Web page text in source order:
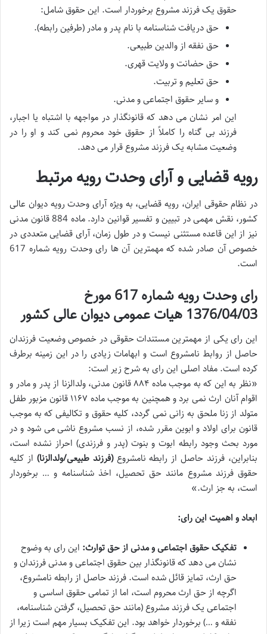
حقوق یک فرزند مشروع برخوردار است. این حقوق شامل:
حق دریافت شناسنامه با نام پدر و مادر (طرفین رابطه).
حق نفقه از والدین طبیعی.
حق حضانت و ولایت قهری.
حق تعلیم و تربیت.
و سایر حقوق اجتماعی و مدنی.
این امر نشان می دهد که قانونگذار در مواجهه با اشتباه یا اجبار،
فرزند بی گناه را کاملاً از حقوق خود محروم نمی کند و او را در
وضعیت مشابه یک فرزند مشروع قرار می دهد.
رویه قضایی و آرای وحدت رویه مرتبط
در نظام حقوقی ایران، رویه قضایی، به ویژه آرای وحدت رویه دیوان عالی
کشور، نقش مهمی در تبیین و تفسیر قوانین دارد. ماده 884 قانون مدنی
نیز از این قاعده مستثنی نیست و در طول زمان، آرای قضایی متعددی در
خصوص آن صادر شده که مهمترین آن ها رای وحدت رویه شماره 617
است.
رای وحدت رویه شماره 617 مورخ
1376/04/03 هیات عمومی دیوان عالی کشور
این رای یکی از مهمترین مستندات حقوقی در خصوص وضعیت فرزندان
حاصل از روابط نامشروع است و ابهامات زیادی را در این زمینه برطرف
کرده است. مفاد اصلی این رای به شرح زیر است:
«نظر به این که به موجب ماده ۸۸۴ قانون مدنی، ولدالزنا از پدر و مادر و
اقوام آنان ارث نمی برد و همچنین به موجب ماده ۱۱۶۷ قانون مزبور طفل
متولد از زنا ملحق به زانی نمی گردد، کلیه حقوق و تکالیفی که به موجب
قانون برای اولاد و ابوین مقرر شده، از نسب مشروع ناشی می شود و در
مورد بحث وجود رابطه ابوت و بنوت (پدر و فرزندی) احراز نشده است،
بنابراین، فرزند حاصل از رابطه نامشروع(فرزند طبیعی/ولدالزنا) از کلیه
حقوق فرزند مشروع مانند حق تحصیل، اخذ شناسنامه و … برخوردار
است، به جز ارث.»
ابعاد و اهمیت این رای:
تفکیک حقوق اجتماعی و مدنی از حق توارث: این رای به وضوح
نشان می دهد که قانونگذار بین حقوق اجتماعی و مدنی فرزندان و
حق ارث، تمایز قائل شده است. فرزند حاصل از رابطه نامشروع،
اگرچه از حق ارث محروم است، اما از تمامی حقوق اساسی و
اجتماعی یک فرزند مشروع (مانند حق تحصیل، گرفتن شناسنامه،
نفقه و …) برخوردار خواهد بود. این تفکیک بسیار مهم است زیرا از